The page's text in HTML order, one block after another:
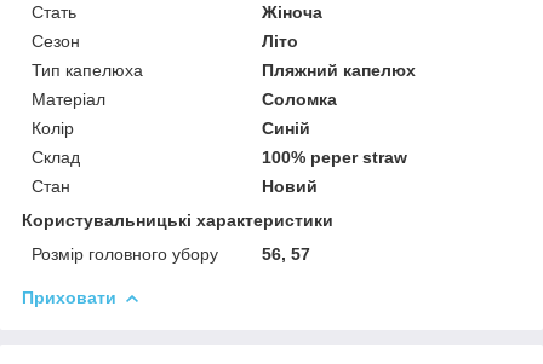
Стать
Жіноча
Сезон
Літо
Тип капелюха
Пляжний капелюх
Матеріал
Соломка
Колір
Синій
Склад
100% peper straw
Стан
Новий
Користувальницькі характеристики
Розмір головного убору
56, 57
Приховати